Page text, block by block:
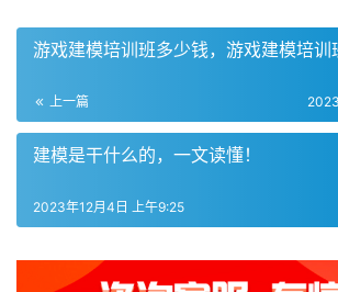
游戏建模培训班多少钱，游戏建模培训
上一篇
建模是干什么的，一文读懂！
2023年12月4日 上午9:25